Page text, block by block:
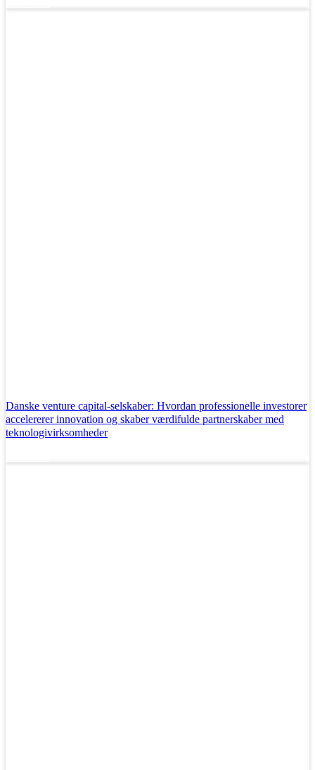
Danske venture capital-selskaber: Hvordan professionelle investorer
accelererer innovation og skaber værdifulde partnerskaber med
teknologivirksomheder